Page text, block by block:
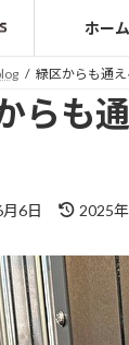
ホーム
緑区からも通
らも
6日
最
新
日
時
2025